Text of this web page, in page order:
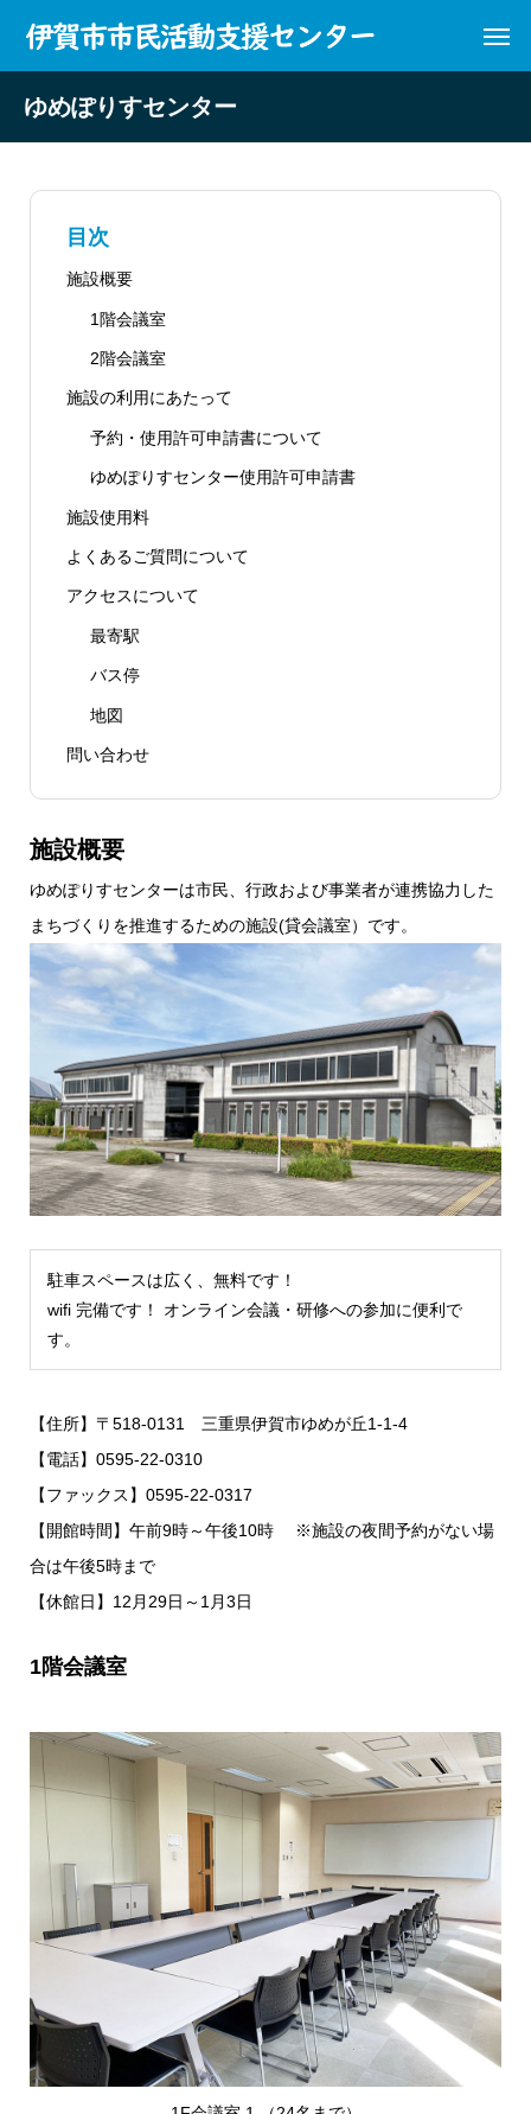
ゆめぽりすセンター
目次
施設概要
1階会議室
2階会議室
施設の利用にあたって
予約・使用許可申請書について
ゆめぽりすセンター使用許可申請書
施設使用料
よくあるご質問について
アクセスについて
最寄駅
バス停
地図
問い合わせ
施設概要
ゆめぽりすセンターは市民、行政および事業者が連携協力した
まちづくりを推進するための施設(貸会議室）です。
駐車スペースは広く、無料です！
wifi 完備です！ オンライン会議・研修への参加に便利で
す。
【住所】〒518-0131 三重県伊賀市ゆめが丘1-1-4
【電話】0595-22-0310
【ファックス】0595-22-0317
【開館時間】午前9時～午後10時 ※施設の夜間予約がない場
合は午後5時まで
【休館日】12月29日～1月3日
1階会議室